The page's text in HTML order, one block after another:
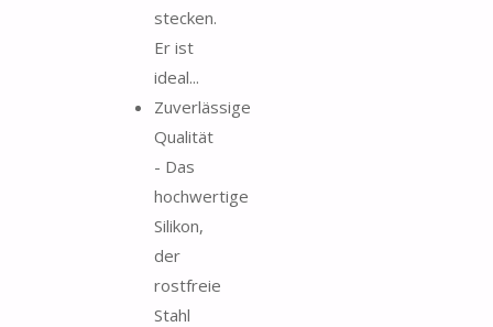
stecken.
Er ist
ideal...
Zuverlässige
Qualität
- Das
hochwertige
Silikon,
der
rostfreie
Stahl